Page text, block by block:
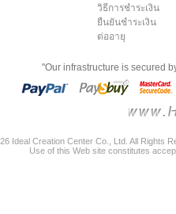
วิธีการชำระเงิน
ยืนยันชำระเงิน
ต่ออายุ
"Our infrastructure is secured
Ideal Creation Center Co., Ltd. All Rights
Use of this Web site constitutes